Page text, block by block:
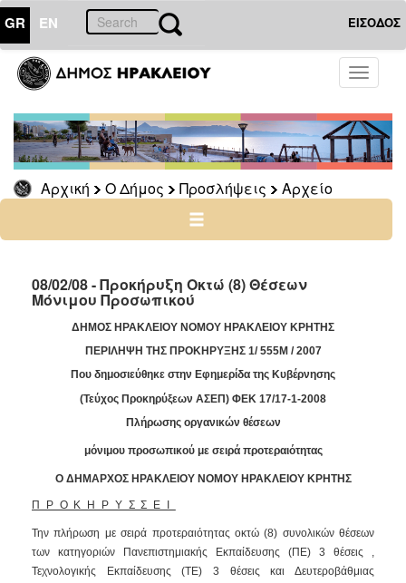
GR EN ΕΙΣΟΔΟΣ
Toggle
Αρχική Ο Δήμος Προσλήψεις Αρχείο
ΔΗΜΟΣ
Προσλήψεις
Αρχείο
2026
2025
2022
2020
2019
2017
2015
2013
ΤΟΠΟΣ
08/02/08 - Προκήρυξη Οκτώ (8) Θέσεων
Μόνιμου Προσωπικού
ΔΗΜΟΣ ΗΡΑΚΛΕΙΟΥ ΝΟΜΟΥ ΗΡΑΚΛΕΙΟΥ ΚΡΗΤΗΣ
ΠΕΡΙΛΗΨΗ ΤΗΣ ΠΡΟΚΗΡΥΞΗΣ 1/ 555M / 2007
Που δημοσιεύθηκε στην Εφημερίδα της Κυβέρνησης
(Τεύχος Προκηρύξεων ΑΣΕΠ) ΦΕΚ 17/17-1-2008
Πλήρωσης οργανικών θέσεων
μόνιμου προσωπικού με σειρά προτεραιότητας
Ο ΔΉΜΑΡΧΟΣ ΗΡΑΚΛΕΙΟΥ ΝΟΜΟΥ ΗΡΑΚΛΕΙΟΥ ΚΡΗΤΗΣ
ΠΡΟΚΗΡΥΣΣΕΙ
Την πλήρωση με σειρά προτεραιότητας οκτώ (8) συνολικών θέσεων
των κατηγοριών Πανεπιστημιακής Εκπαίδευσης (ΠΕ) 3 θέσεις ,
Τεχνολογικής Εκπαίδευσης (ΤΕ) 3 θέσεις και Δευτεροβάθμιας